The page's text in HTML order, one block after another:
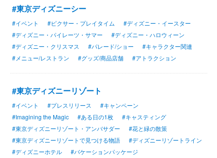
#東京ディズニーシー
#イベント #ピクサー・プレイタイム
#ディズニー・イースター
#ディズニー・パイレーツ・サマー
#ディズニー・ハロウィーン
#ディズニー・クリスマス
#パレード/ショー
#キャラクター関連
#メニュー/レストラン
#グッズ/商品店舗 #アトラクション
#東京ディズニーリゾート
#イベント #プレスリリース
#キャンペーン
#Imagining the Magic
#ある日の1枚
#キャスティング
#東京ディズニーリゾート・アンバサダー
#花と緑の散策
#東京ディズニーリゾートで見つける物語
#ディズニーリゾートライン
#ディズニーホテル
#バケーションパッケージ